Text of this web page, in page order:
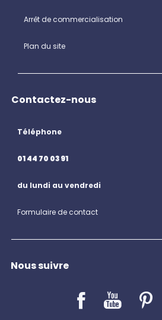
Arrêt de commercialisation
Plan du site
Contactez-nous
Téléphone
01 44 70 03 91
du lundi au vendredi
Formulaire de contact
Nous suivre